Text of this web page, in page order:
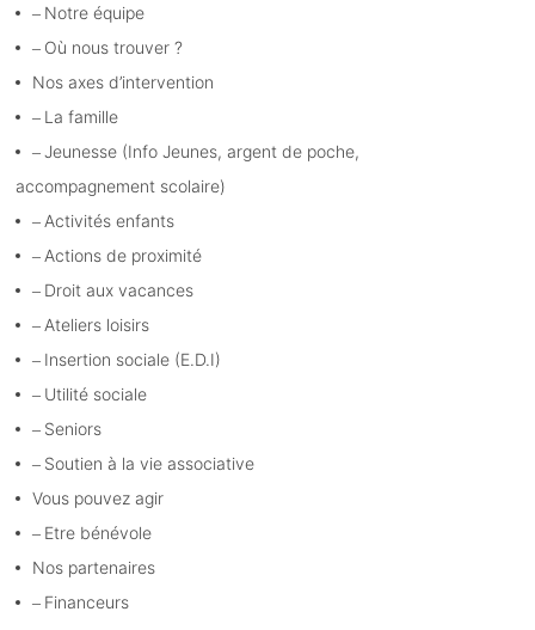
Notre équipe
Où nous trouver ?
Nos axes d’intervention
La famille
Jeunesse (Info Jeunes, argent de poche,
accompagnement scolaire)
Activités enfants
Actions de proximité
Droit aux vacances
Ateliers loisirs
Insertion sociale (E.D.I)
Utilité sociale
Seniors
Soutien à la vie associative
Vous pouvez agir
Etre bénévole
Nos partenaires
Financeurs